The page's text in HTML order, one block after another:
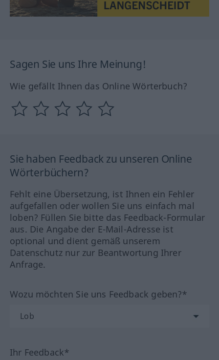
Sagen Sie uns Ihre Meinung!
Wie gefällt Ihnen das Online Wörterbuch?
Sie haben Feedback zu unseren Online
Wörterbüchern?
Fehlt eine Übersetzung, ist Ihnen ein Fehler
aufgefallen oder wollen Sie uns einfach mal
loben? Füllen Sie bitte das Feedback-Formular
aus. Die Angabe der E-Mail-Adresse ist
optional und dient gemäß unserem
Datenschutz nur zur Beantwortung Ihrer
Anfrage.
Wozu möchten Sie uns Feedback geben?*
Ihr Feedback*